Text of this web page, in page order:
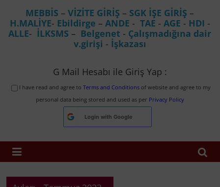
MEBBİS –VİZİTE GİRİŞ – SGK İŞE GİRİŞ –
H.MALİYE- Ebildirge – ANDE - TAE - AGE - HDI -
ALLE- İLKSMS – Belgenet - Çalışmadığına dair
v.girişi - İşkazası
G Mail Hesabı ile Giriş Yap :
I have read and agree to Terms and Conditionsof website and agree to my
personal data being stored and used as per Privacy Policy
Login with Google